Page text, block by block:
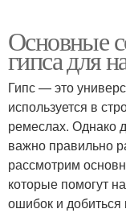
Основные
гипса для
Гипс — это
используется в
ремеслах. Однако
важно правильно
рассмотрим
которые помогут
ошибок и добиться